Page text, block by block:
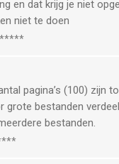
en dat krijg je niet
niet te doen
pagina’s (100) zijn
grote bestanden
bestanden.